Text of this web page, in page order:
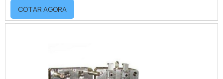
devem garantir boa procedência. Entre as
áreas que mais fazem uso do molde de
Cosméticos.o produto oferece diversas
aplicaçõesOs moldes de injeção possuem
COTAR AGORA